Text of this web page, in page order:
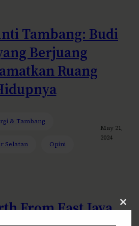
Tambang: Budi
Berjuang
Ruang
& Tambang
Selatan Opini
May 21,
2024
From East Java,